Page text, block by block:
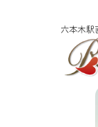
六本木駅